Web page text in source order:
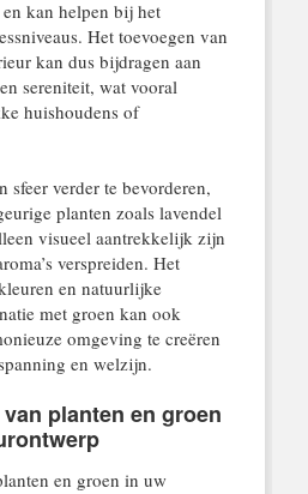
kan helpen bij het
Het toevoegen van
kan dus bijdragen aan
sereniteit, wat vooral
huishoudens of
sfeer verder te bevorderen,
planten zoals lavendel
visueel aantrekkelijk zijn
verspreiden. Het
en natuurlijke
met groen kan ook
omgeving te creëren
en welzijn.
planten en groen
en groen in uw